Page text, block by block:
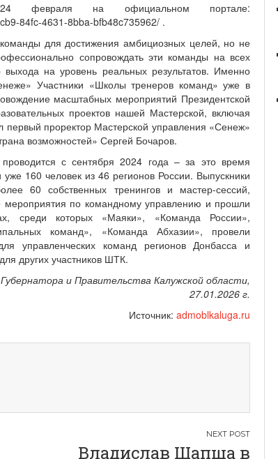
февраля на официальном портале:
84fc-4631-8bba-bfb48c735962/ .
для достижения амбициозных целей, но не
сопровождать эти команды на всех
на уровень реальных результатов. Именно
Участники «Школы тренеров команд» уже в
масштабных мероприятий Президентской
проектов нашей Мастерской, включая
проректор Мастерской управления «Сенеж»
возможностей» Сергей Бочаров.
с сентября 2024 года – за это время
160 человек из 46 регионов России. Выпускники
60 собственных тренингов и мастер-сессий,
мероприятия по командному управлению и прошли
среди которых «Маяки», «Команда России»,
команд», «Команда Абхазии», провели
управленческих команд регионов Донбасса и
других участников ШТК.
и Правительства Калужской области,
27.01.2026 г.
Источник: admoblkaluga.ru
Владислав Шапша в